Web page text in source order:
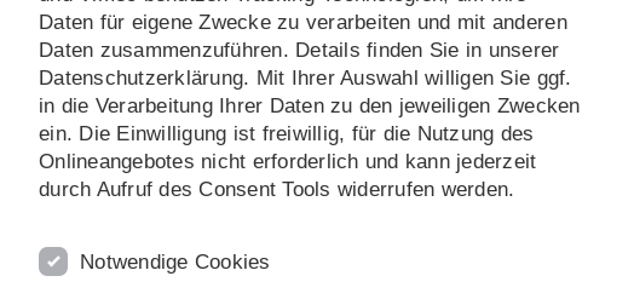
für die Mobilität der Zukunft
das automatisierte
Daten für eigene Zwecke zu verarbeiten und mit anderen
Daten zusammenzuführen. Details finden Sie in unserer
Datenschutzerklärung. Mit Ihrer Auswahl willigen Sie ggf.
in die Verarbeitung Ihrer Daten zu den jeweiligen Zwecken
ein. Die Einwilligung ist freiwillig, für die Nutzung des
Onlineangebotes nicht erforderlich und kann jederzeit
durch Aufruf des Consent Tools widerrufen werden.
Notwendige Cookies